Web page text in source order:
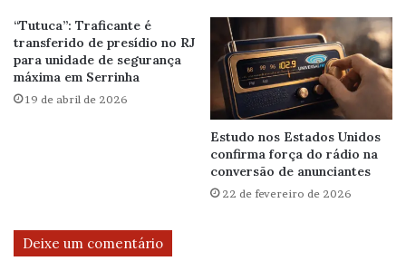
“Tutuca”: Traficante é
transferido de presídio no RJ
para unidade de segurança
máxima em Serrinha
19 de abril de 2026
Estudo nos Estados Unidos
confirma força do rádio na
conversão de anunciantes
22 de fevereiro de 2026
Deixe um comentário